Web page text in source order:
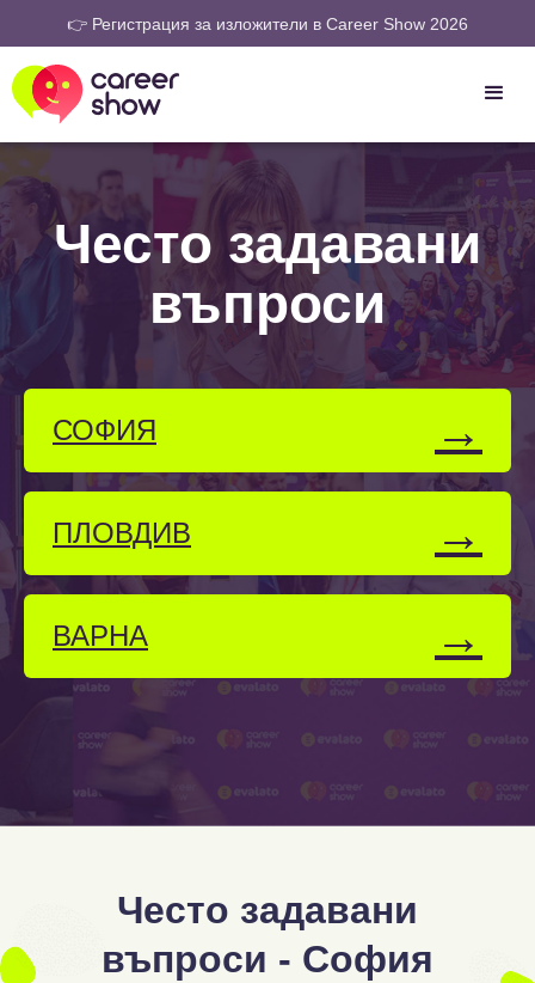
👉 Регистрация за изложители в Career Show 2026
Често задавани
въпроси
СОФИЯ →
ПЛОВДИВ →
ВАРНА →
Често задавани
въпроси - София